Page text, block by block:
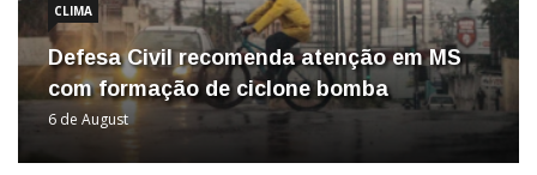
CLIMA
Defesa Civil recomenda atenção em MS
com formação de ciclone bomba
6 de August